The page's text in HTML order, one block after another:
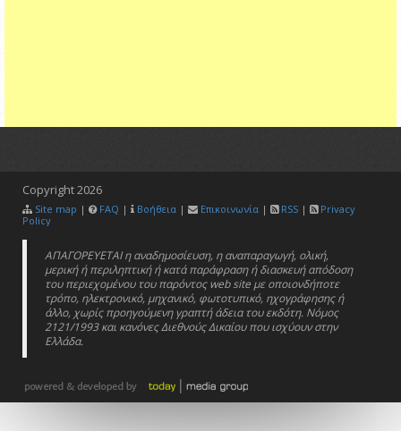
Copyright2026
Site map | FAQ | Βοήθεια | Επικοινωνία | RSS |
Privacy
Policy
ΑΠΑΓΟΡΕΥΕΤΑΙ η αναδημοσίευση, η αναπαραγωγή, ολική,
μερική ή περιληπτική ή κατά παράφραση ή διασκευή απόδοση
του περιεχομένου του παρόντος web site με οποιονδήποτε
τρόπο, ηλεκτρονικό, μηχανικό, φωτοτυπικό, ηχογράφησης ή
άλλο, χωρίς προηγούμενη γραπτή άδεια του εκδότη. Νόμος
2121/1993 και κανόνες Διεθνούς Δικαίου που ισχύουν στην
Ελλάδα.